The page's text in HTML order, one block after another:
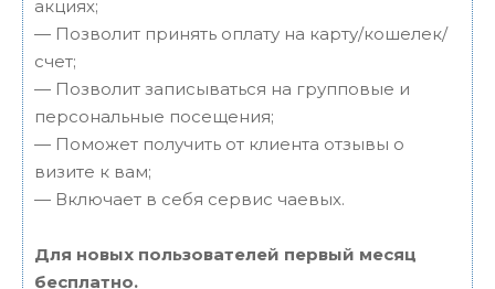
акциях;
— Позволит принять оплату на карту/кошелек/
счет;
— Позволит записываться на групповые и
персональные посещения;
— Поможет получить от клиента отзывы о
визите к вам;
— Включает в себя сервис чаевых.
Для новых пользователей первый месяц
бесплатно.